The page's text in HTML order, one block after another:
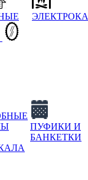
ПУФИКИ И
БАНКЕТКИ